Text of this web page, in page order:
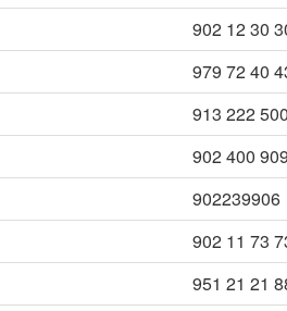
902 12 30
979 72 40
913 222
902 400 909
902239906
902 11 73
951 21 21